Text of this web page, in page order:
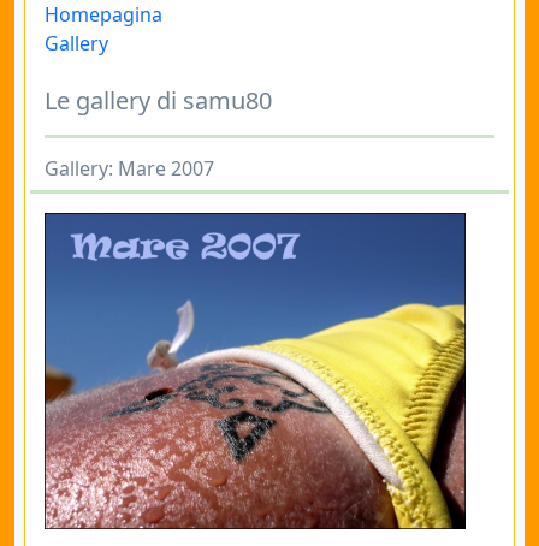
Homepagina
Gallery
Le gallery di samu80
Gallery: Mare 2007